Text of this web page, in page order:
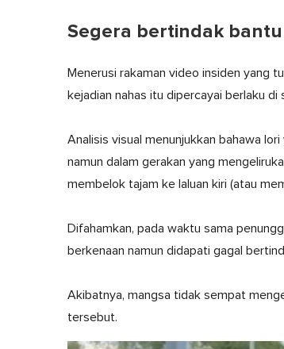
Segera bertindak
Menerusi rakaman video insiden yang
kejadian nahas itu dipercayai berlaku di
Analisis visual menunjukkan bahawa
namun dalam gerakan yang
membelok tajam ke laluan kiri (atau
Difahamkan, pada waktu sama
berkenaan namun didapati gagal
Akibatnya, mangsa tidak sempat
tersebut.